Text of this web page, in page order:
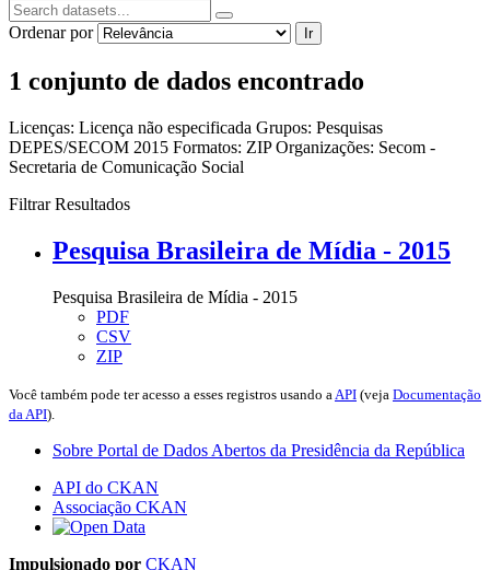
Ordenar por Ir
1 conjunto de dados encontrado
Licenças: Licença não especificada Grupos: Pesquisas
DEPES/SECOM 2015 Formatos: ZIPOrganizações: Secom -
Secretaria de Comunicação Social
Filtrar Resultados
Pesquisa Brasileira de Mídia - 2015
Pesquisa Brasileira de Mídia - 2015
PDF
CSV
ZIP
Você também pode ter acesso a esses registros usando a API (veja Documentação
da API).
Sobre Portal de Dados Abertos da Presidência da República
API do CKAN
Associação CKAN
Impulsionado por CKAN